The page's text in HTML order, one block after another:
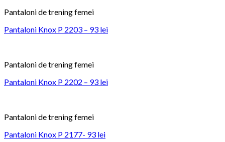
Pantaloni de trening femei
Pantaloni Knox P 2203 – 93 lei
Pantaloni de trening femei
Pantaloni Knox P 2202 – 93 lei
Pantaloni de trening femei
Pantaloni Knox P 2177- 93 lei